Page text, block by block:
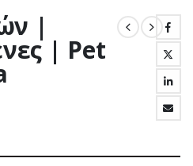
|
| Pet